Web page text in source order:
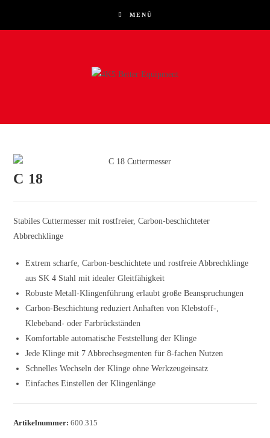
MENÜ
C 18
Stabiles Cuttermesser mit rostfreier, Carbon-beschichteter
Abbrechklinge
Extrem scharfe, Carbon-beschichtete und rostfreie Abbrechklinge
aus SK 4 Stahl mit idealer Gleitfähigkeit
Robuste Metall-Klingenführung erlaubt große Beanspruchungen
Carbon-Beschichtung reduziert Anhaften von Klebstoff-,
Klebeband- oder Farbrückständen
Komfortable automatische Feststellung der Klinge
Jede Klinge mit 7 Abbrechsegmenten für 8-fachen Nutzen
Schnelles Wechseln der Klinge ohne Werkzeugeinsatz
Einfaches Einstellen der Klingenlänge
Artikelnummer:600.315